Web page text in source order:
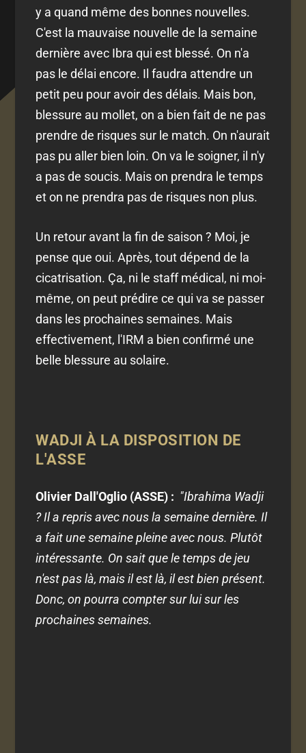
y a quand même des bonnes nouvelles.
C'est la mauvaise nouvelle de la semaine
dernière avec Ibra qui est blessé. On n'a
pas le délai encore. Il faudra attendre un
petit peu pour avoir des délais. Mais bon,
blessure au mollet, on a bien fait de ne pas
prendre de risques sur le match. On n'aurait
pas pu aller bien loin. On va le soigner, il n'y
a pas de soucis. Mais on prendra le temps
et on ne prendra pas de risques non plus.
Un retour avant la fin de saison ? Moi, je
pense que oui. Après, tout dépend de la
cicatrisation. Ça, ni le staff médical, ni moi-
même, on peut prédire ce qui va se passer
dans les prochaines semaines. Mais
effectivement, l'IRM a bien confirmé une
belle blessure au solaire.
WADJI À LA DISPOSITION DE
L'ASSE
Olivier Dall'Oglio (ASSE) : "Ibrahima Wadji
? Il a repris avec nous la semaine dernière. Il
a fait une semaine pleine avec nous. Plutôt
intéressante. On sait que le temps de jeu
n'est pas là, mais il est là, il est bien présent.
Donc, on pourra compter sur lui sur les
prochaines semaines.